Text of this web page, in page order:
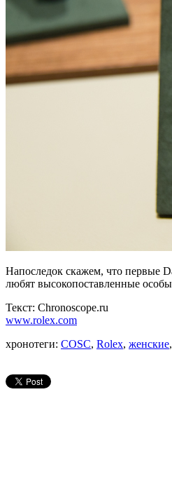
Напоследок скажем, что первые
любят высокопоставленные
Текст: Chronoscope.ru
www.rolex.com
хронотеги: COSC, Rolex, женские,